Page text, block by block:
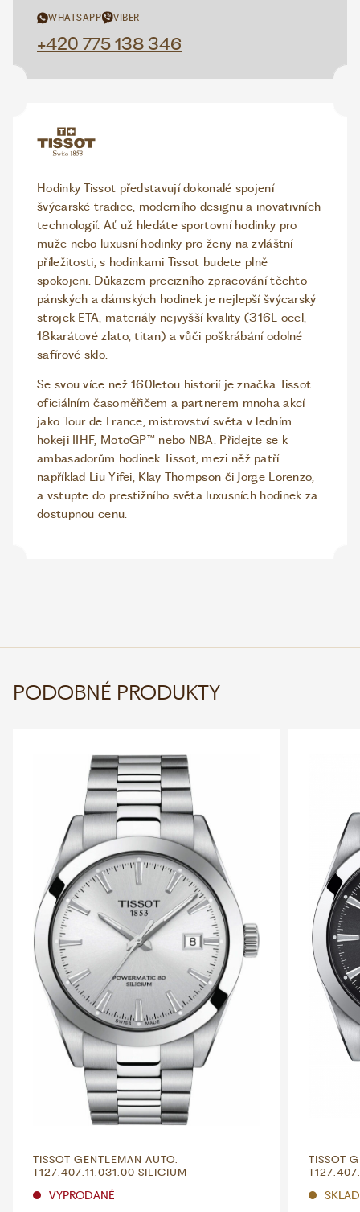
WHATSAPP VIBER
+420 775 138 346
Hodinky Tissot představují dokonalé spojení
švýcarské tradice, moderního designu a inovativních
technologií. Ať už hledáte sportovní hodinky pro
muže nebo luxusní hodinky pro ženy na zvláštní
příležitosti, s hodinkami Tissot budete plně
spokojeni. Důkazem precizního zpracování těchto
pánských a dámských hodinek je nejlepší švýcarský
strojek ETA, materiály nejvyšší kvality (316L ocel,
18karátové zlato, titan) a vůči poškrábání odolné
safírové sklo.
Se svou více než 160letou historií je značka Tissot
oficiálním časoměřičem a partnerem mnoha akcí
jako Tour de France, mistrovství světa v ledním
hokeji IIHF, MotoGP™ nebo NBA. Přidejte se k
ambasadorům hodinek Tissot, mezi něž patří
například Liu Yifei, Klay Thompson či Jorge Lorenzo,
a vstupte do prestižního světa luxusních hodinek za
dostupnou cenu.
PODOBNÉ PRODUKTY
TISSOT GENTLEMAN AUTO.
T127.407.11.031.00 SILICIUM
VYPRODANÉ
TISSOT